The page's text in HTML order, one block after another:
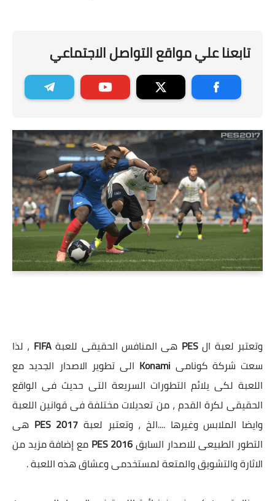
تابعنا علي مواقع التواصل الاجتماعي
وتعتبر لعبة الPES هى المنافس الحقيقى للعبةFIFA ، لذا
سعت شركة كونامى Konami الى تطوير الاصدار الجديد مع
اللعبة لكى يلائم التطورات السريعة التى حديث فى الواقع
الحقيقى لكرة القدم ، من تعديلات مختلفة فى قوانين اللعبة
وايضا الملابس وغيرها ....الخ ، وتعتبر لعبة PES 2017 هى
التطور الطبيعى للاصدار السابقPES 2016 مع إضافة مزيد من
الاثارة والتشويق والمتعة لمستخدمى وعشاق هذه اللعبة .